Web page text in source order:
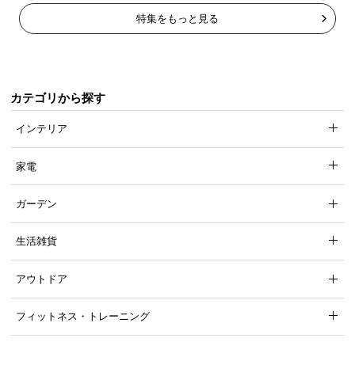
特集をもっと見る
カテゴリから探す
インテリア
家電
ガーデン
生活雑貨
アウトドア
フィットネス・トレーニング